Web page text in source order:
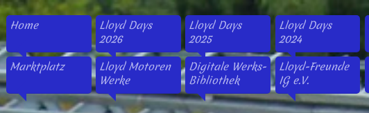
Home
Lloyd Days
2026
Lloyd Days
2025
Lloyd Days
2024
Marktplatz
Lloyd Motoren
Werke
Digitale Werks-
Bibliothek
Lloyd-Freunde
IG e.V.